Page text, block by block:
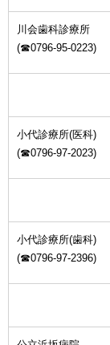
川会歯科診療所
(☎0796-95-0223)
小代診療所(医科)
(☎0796-97-2023)
小代診療所(歯科)
(☎0796-97-2396)